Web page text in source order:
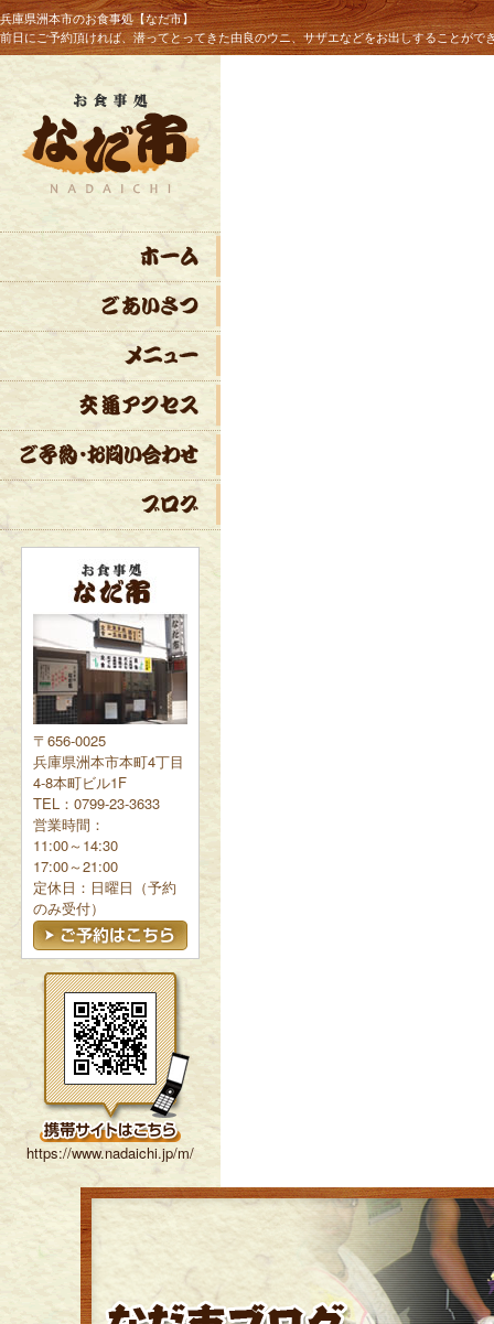
兵庫県洲本市のお食事処【なだ市】
前日にご予約頂ければ、潜ってとってきた由良のウニ、サザエなどをお出しすることがで
〒656-0025
兵庫県洲本市本町4丁目
4-8本町ビル1F
TEL：0799-23-3633
営業時間：
11:00～14:30
17:00～21:00
定休日：日曜日（予約
のみ受付）
https://www.nadaichi.jp/m/